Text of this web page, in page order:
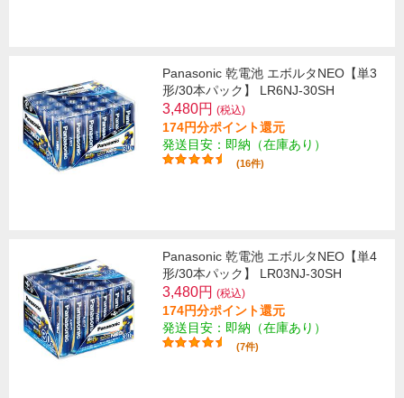
Panasonic 乾電池 エボルタNEO【単3
形/30本パック】 LR6NJ-30SH
3,480円 (税込)
174円分ポイント還元
発送目安：即納（在庫あり）
(16件)
Panasonic 乾電池 エボルタNEO【単4
形/30本パック】 LR03NJ-30SH
3,480円 (税込)
174円分ポイント還元
発送目安：即納（在庫あり）
(7件)